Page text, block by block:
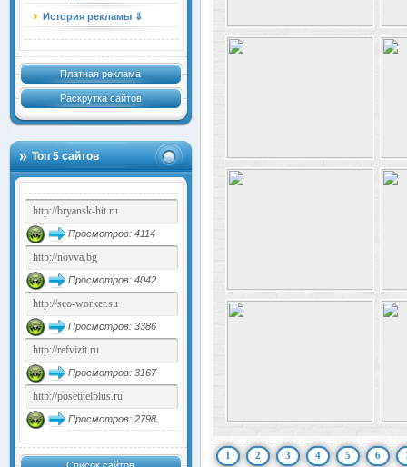
История рекламы ⇓
Платная реклама
Раскрутка сайтов
Топ 5 сайтов
Просмотров: 4114
Просмотров: 4042
Просмотров: 3386
Просмотров: 3167
Просмотров: 2798
Список сайтов
1 2 3 4 5 6